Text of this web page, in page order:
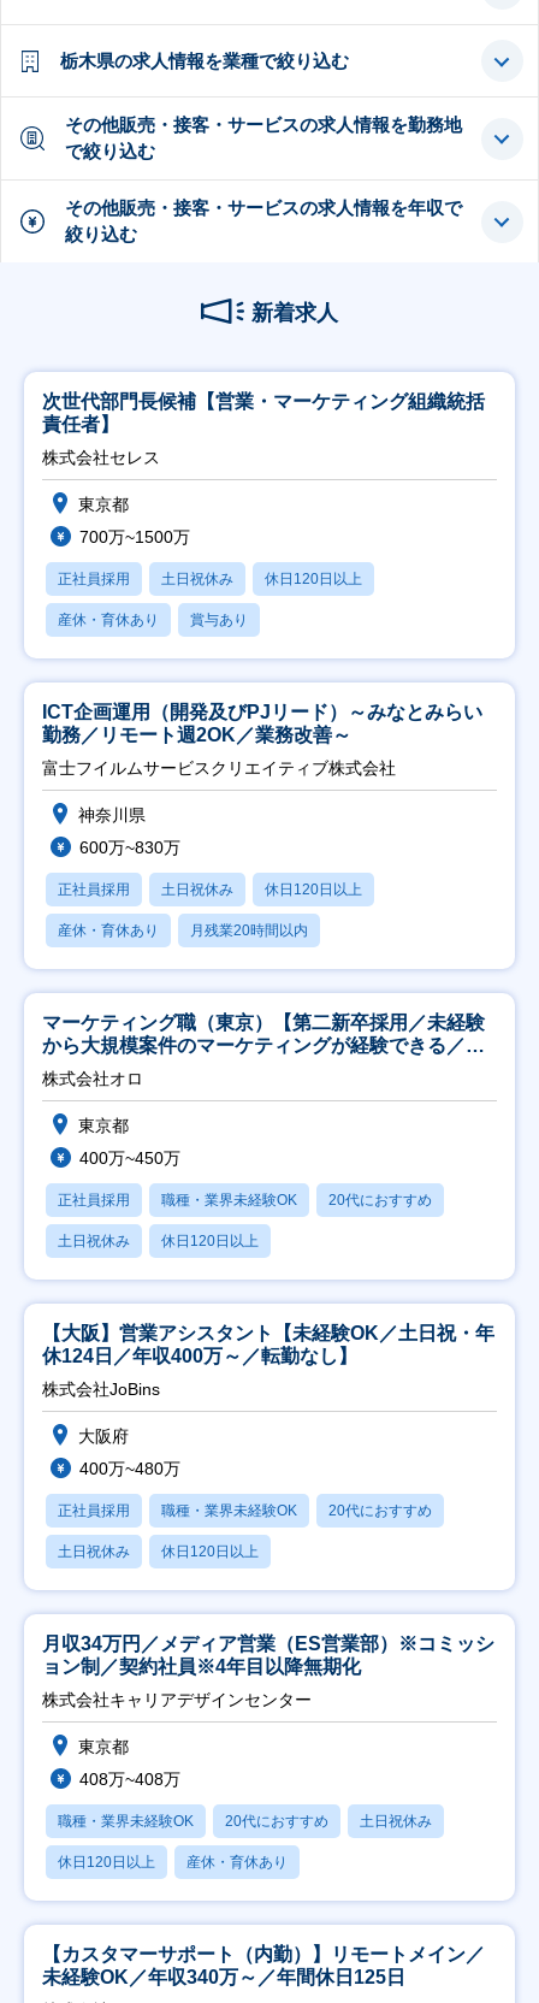
栃木県の求人情報を業種で絞り込む
その他販売・接客・サービスの求人情報を勤務地
で絞り込む
その他販売・接客・サービスの求人情報を年収で
絞り込む
新着求人
次世代部門長候補【営業・マーケティング組織統括
責任者】
株式会社セレス
東京都
700万~1500万
正社員採用 土日祝休み 休日120日以上
産休・育休あり 賞与あり
ICT企画運用（開発及びPJリード）～みなとみらい
勤務／リモート週2OK／業務改善～
富士フイルムサービスクリエイティブ株式会社
神奈川県
600万~830万
正社員採用 土日祝休み 休日120日以上
産休・育休あり 月残業20時間以内
マーケティング職（東京）【第二新卒採用／未経験
から大規模案件のマーケティングが経験できる／研
修充実】
株式会社オロ
東京都
400万~450万
正社員採用 職種・業界未経験OK 20代におすすめ
土日祝休み 休日120日以上
【大阪】営業アシスタント【未経験OK／土日祝・年
休124日／年収400万～／転勤なし】
株式会社JoBins
大阪府
400万~480万
正社員採用 職種・業界未経験OK 20代におすすめ
土日祝休み 休日120日以上
月収34万円／メディア営業（ES営業部）※コミッシ
ョン制／契約社員※4年目以降無期化
株式会社キャリアデザインセンター
東京都
408万~408万
職種・業界未経験OK 20代におすすめ 土日祝休み
休日120日以上 産休・育休あり
【カスタマーサポート（内勤）】リモートメイン／
未経験OK／年収340万～／年間休日125日